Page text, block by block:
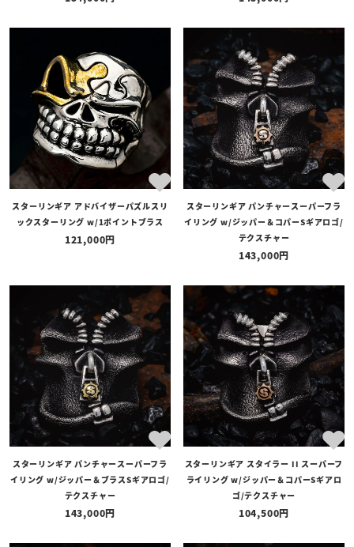
スターリンギア アドバイザーパズルスリ
ックスターリング w/1ポイントブラス
121,000
スターリンギア パンチャースーパーフラ
イリング w/ジッパー＆コパーSギアロゴ/
テクスチャー
143,000
スターリンギア パンチャースーパーフラ
イリング w/ジッパー＆ブラスSギアロゴ/
テクスチャー
143,000
スターリンギア スタイラー II スーパーフ
ライリング w/ジッパー＆コパーSギアロ
ゴ/テクスチャー
104,500